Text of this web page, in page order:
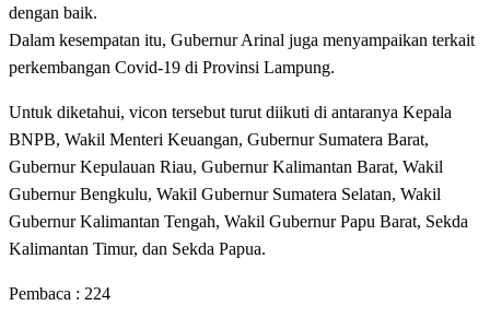
dengan baik.
Dalam kesempatan itu, Gubernur Arinal juga menyampaikan terkait
perkembangan Covid-19 di Provinsi Lampung.
Untuk diketahui, vicon tersebut turut diikuti di antaranya Kepala
BNPB, Wakil Menteri Keuangan, Gubernur Sumatera Barat,
Gubernur Kepulauan Riau, Gubernur Kalimantan Barat, Wakil
Gubernur Bengkulu, Wakil Gubernur Sumatera Selatan, Wakil
Gubernur Kalimantan Tengah, Wakil Gubernur Papu Barat, Sekda
Kalimantan Timur, dan Sekda Papua.
Pembaca : 224